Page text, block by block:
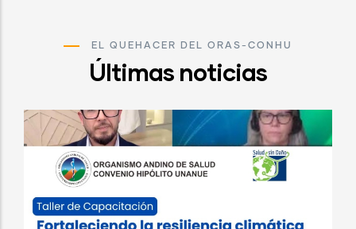
EL QUEHACER DEL ORAS-CONHU
Últimas noticias